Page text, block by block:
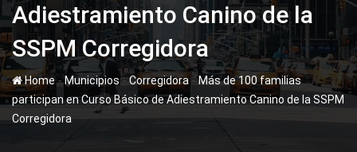
Adiestramiento Canino de la
SSPM Corregidora
Home-Municipios-Corregidora-Más de 100 familias
participan en Curso Básico de Adiestramiento Canino de la SSPM
Corregidora